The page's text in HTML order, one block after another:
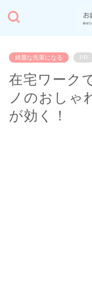
綺麗な先輩になる PR
在宅ワーク
ノのおしゃ
が効く！